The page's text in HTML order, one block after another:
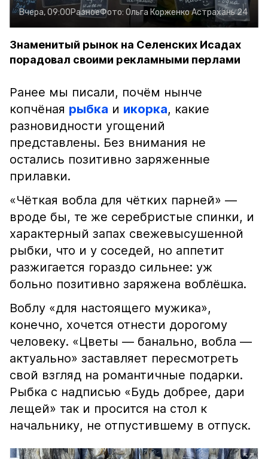
Вчера, 09:00РазноеФото: Ольга КорженкоАстрахань 24
Знаменитый рынок на Селенских Исадах
порадовал своими рекламными перлами
Ранее мы писали, почём нынче
копчёная рыбка и икорка, какие
разновидности угощений
представлены. Без внимания не
остались позитивно заряженные
прилавки.
«Чёткая вобла для чётких парней» —
вроде бы, те же серебристые спинки, и
характерный запах свежевысушенной
рыбки, что и у соседей, но аппетит
разжигается гораздо сильнее: уж
больно позитивно заряжена воблёшка.
Воблу «для настоящего мужика»,
конечно, хочется отнести дорогому
человеку. «Цветы — банально, вобла —
актуально» заставляет пересмотреть
свой взгляд на романтичные подарки.
Рыбка с надписью «Будь добрее, дари
лещей» так и просится на стол к
начальнику, не отпустившему в отпуск.